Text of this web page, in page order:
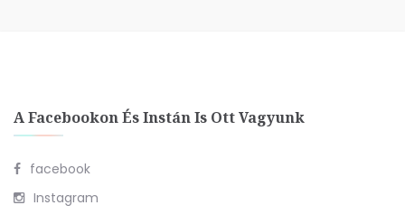
A Facebookon És Instán Is Ott Vagyunk
facebook
Instagram